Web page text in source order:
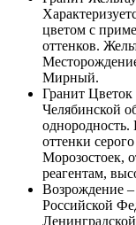
цветом с
оттенков.
Мирный.
Гранит Цветок
Челябинской
однородность.
оттенки
Морозостоек,
реагентам,
Возрождение –
Российской